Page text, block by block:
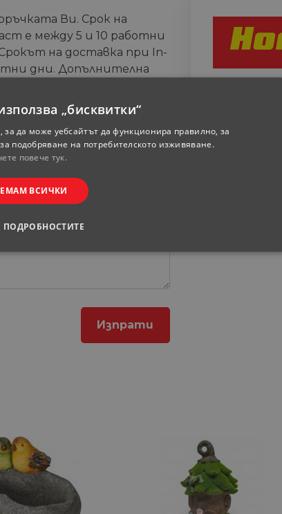
Ви. Срок на
е между 5 и 10 работни
на доставка при In-
дни. Допълнителна
Всеки ден
„бисквитки“
за да може уебсайтът да функционира правилно, за
подобряване на потребителското изживяване.
повече тук.
ВСИЧКИ
ПОДРОБНОСТИТЕ
Тази бисквитка се използва за разграничаване между хората и ботовете.
Това е от полза за уебсайта, за да се правят валидни отчети за
използването на техния уебсайт.
Използва се за влизане с Google